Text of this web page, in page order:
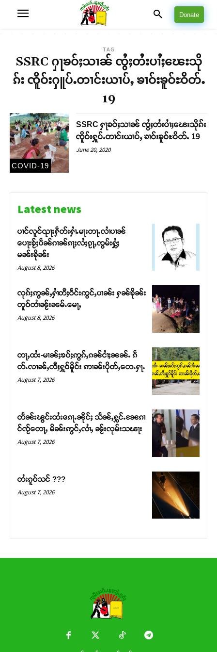
Support SHAN
တႃႇႁႂ်ႈသဵင်ၵၢင်ၸႂ်ၵူၼ်းမိူင်း ၵူႈတီႈၵူႈလႅၼ်ပေႃးတေၸွ
ဝ်ႇၽူႈတွႆႇႁွၵ်ႈ လႆႈယူႇၶႃႈဢေႃႈ။
Donate
TAG
SSRC ႁႃၶဝ်ႈသၢၼ် ၸွႆႈတႆးပၢႆႈၽေးသို
ၵ်း ၸိူဝ်းႁူပ်ႉတၢင်းယၢပ်ႇ ၶၢဝ်းၶူဝ်ႊဝိတ်ႉ
19
COVID-19
SSRC ႁႃၶဝ်ႈသၢၼ် ၸွႆႈတႆးပၢႆႈၽေးသိုၵ်း
ၸိူဝ်းႁူပ်ႉတၢင်းယၢပ်ႇ ၶၢဝ်းၶူဝ်ႊဝိတ်ႉ 19
June 20, 2020
Latest news
ပၢင်လူင်ၺႃးႁဵတ်းႁၢႆႉမႃးတႃႉလၢႆပၢၼ် ​​
ပေႃးၶႂ်ႈပဵၼ်ၵၢၼ်ၵႃႈလႆႈၵႂႃႇၸွမ်းႁွႆႈ
မၼ်းၶိုၼ်း
August 8, 2026
လုၵ်ႈဢွၼ်ႇႁၢႆတီႈဝဵင်းဢွင်ႇပၢၼ်း ႁၼ်ၶိုၼ်း
တူဝ်တၢႆၼႂ်းၼမ်ႉမေႃႇ
August 8, 2026
တႃႇထႆး-မၢၼ်ႈၶဝ်ႈဢွၵ်ႇၵၼ်ငၢႆႈၼၼ်ႉ ၵဵ
တ်ႉလၢၼ်ႇတီႈႁူဝ်မိူင်း ဢၢၼ်းပိုတ်ႇတေႉႁႃႉ
August 7, 2026
တႅၼ်းၽွင်းထႆးၵေႃႉၼိုင်ႈ သႅၼ်ႇႁွင်ႉၼႄၵၢ
င်ၸႂ်တေႃႇ မိၼ်းဢွင်ႇလၢႆႇ ၼႂ်းလုမ်းသၽႃး
August 7, 2026
တႆးၵူဝ်သင် ???
August 7, 2026